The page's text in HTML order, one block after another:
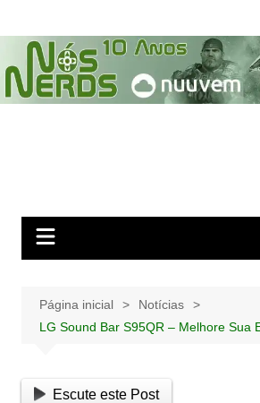
para
conteúdo
Página inicial
Notícias
LG Sound Bar S95QR – Melhore Sua
Escute este Post